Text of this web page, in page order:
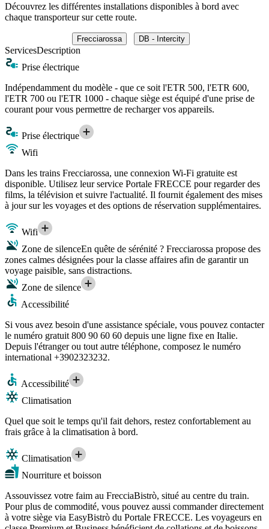
Découvrez les différentes installations disponibles à bord avec
chaque transporteur sur cette route.
Frecciarossa DB - Intercity
ServicesDescription
Prise électrique
Indépendamment du modèle - que ce soit l'ETR 500, l'ETR 600,
l'ETR 700 ou l'ETR 1000 - chaque siège est équipé d'une prise de
courant pour vous permettre de recharger vos appareils.
Prise électrique
Wifi
Dans les trains Frecciarossa, une connexion Wi-Fi gratuite est
disponible. Utilisez leur service Portale FRECCE pour regarder des
films, la télévision et suivre l'actualité. Il fournit également des mises
à jour sur les voyages et des options de réservation supplémentaires.
Wifi
Zone de silenceEn quête de sérénité ? Frecciarossa propose des
zones calmes désignées pour la classe affaires afin de garantir un
voyage paisible, sans distractions.
Zone de silence
Accessibilité
Si vous avez besoin d'une assistance spéciale, vous pouvez contacter
le numéro gratuit 800 90 60 60 depuis une ligne fixe en Italie.
Depuis l'étranger ou tout autre téléphone, composez le numéro
international +3902323232.
Accessibilité
Climatisation
Quel que soit le temps qu'il fait dehors, restez confortablement au
frais grâce à la climatisation à bord.
Climatisation
Nourriture et boisson
Assouvissez votre faim au FrecciaBistrò, situé au centre du train.
Pour plus de commodité, vous pouvez aussi commander directement
à votre siège via EasyBistrò du Portale FRECCE. Les voyageurs en